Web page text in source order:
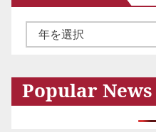
ー
イ
ブ
Popular News